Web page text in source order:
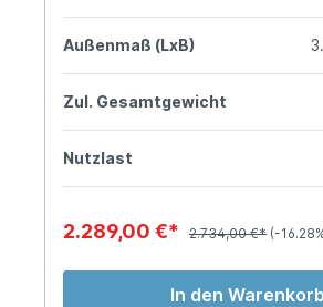
Außenmaß (LxB)
Zul. Gesamtgewicht
Nutzlast
2.289,00 €* 2.734,00 €* (-
In den Warenkorb